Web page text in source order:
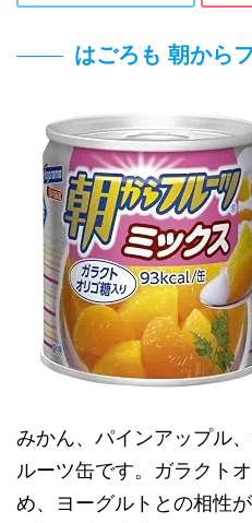
はごろも 朝から
みかん、パインアップル
ルーツ缶です。ガラクト
め、ヨーグルトとの相性